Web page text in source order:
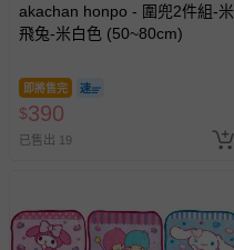
akachan honpo - 圍兜2件組-米
飛兔-米白色 (50~80cm)
即將售完
$390
已售出 19